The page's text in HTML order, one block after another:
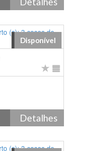
Disponível
Detalhes